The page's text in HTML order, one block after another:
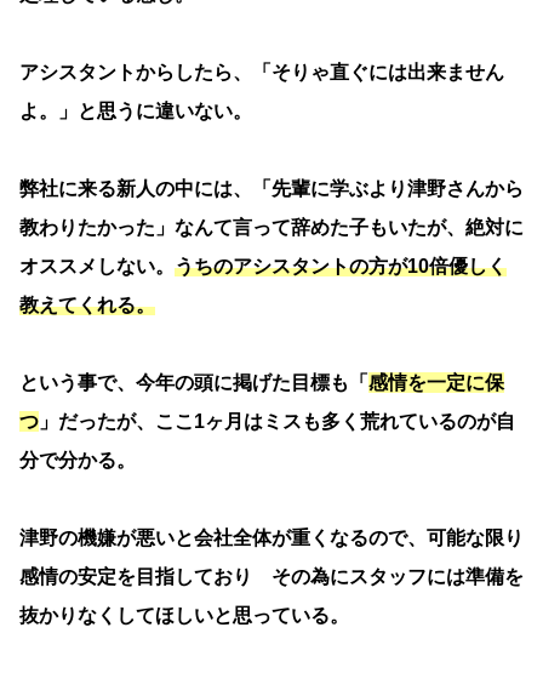
アシスタントからしたら、「そりゃ直ぐには出来ません
よ。」と思うに違いない。
弊社に来る新人の中には、「先輩に学ぶより津野さんから
教わりたかった」なんて言って辞めた子もいたが、絶対に
オススメしない。 うちのアシスタントの方が10倍優しく
教えてくれる。
という事で、今年の頭に掲げた目標も「 感情を一定に保
つ 」だったが、ここ1ヶ月はミスも多く荒れているのが自
分で分かる。
津野の機嫌が悪いと会社全体が重くなるので、可能な限り
感情の安定を目指しており その為にスタッフには準備を
抜かりなくしてほしいと思っている。